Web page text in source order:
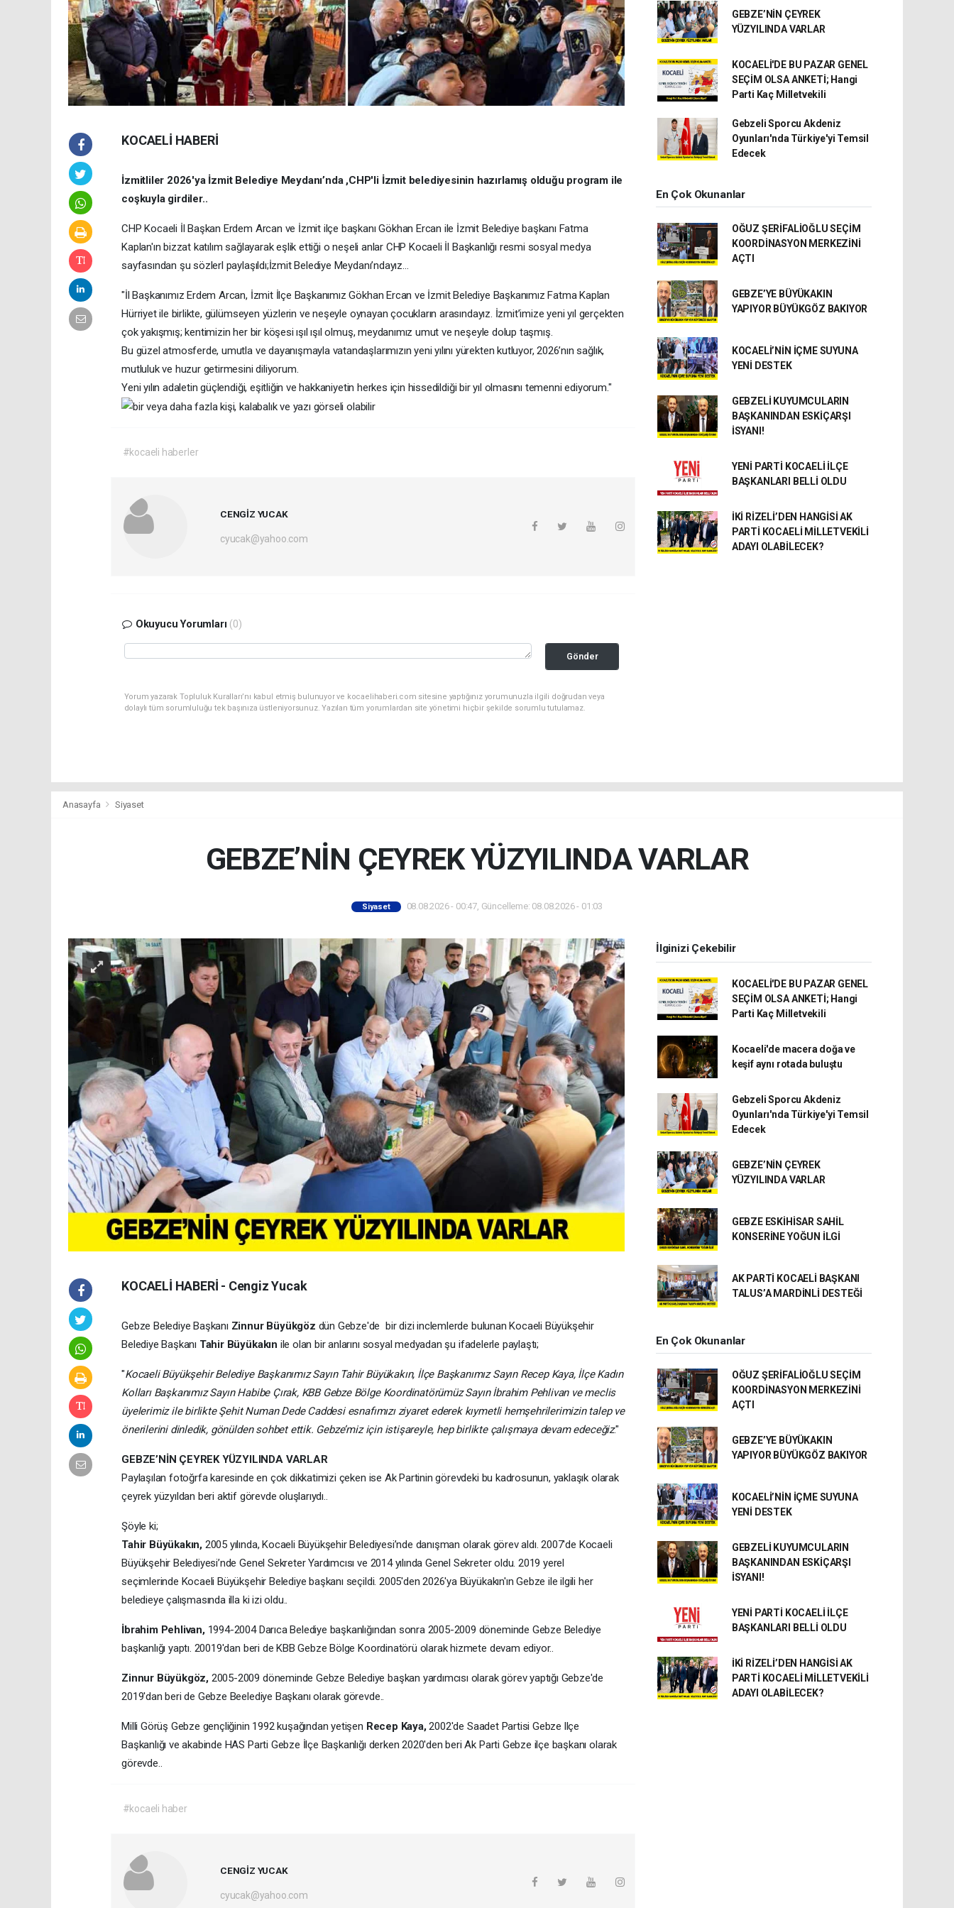
KOCAELİ HABERİ
İzmitliler 2026'ya İzmit Belediye Meydanı’nda ,CHP'li İzmit belediyesinin hazırlamış olduğu program ile
coşkuyla girdiler..
CHP Kocaeli İl Başkan Erdem Arcan ve İzmit ilçe başkanı Gökhan Ercan ile İzmit Belediye başkanı Fatma
Kaplan'ın bizzat katılım sağlayarak eşlik ettiği o neşeli anlar CHP Kocaeli İl Başkanlığı resmi sosyal medya
sayfasından şu sözlerl paylaşıldı;İzmit Belediye Meydanı’ndayız…
"İl Başkanımız Erdem Arcan, İzmit İlçe Başkanımız Gökhan Ercan ve İzmit Belediye Başkanımız Fatma Kaplan
Hürriyet ile birlikte, gülümseyen yüzlerin ve neşeyle oynayan çocukların arasındayız. İzmit’imize yeni yıl gerçekten
çok yakışmış; kentimizin her bir köşesi ışıl ışıl olmuş, meydanımız umut ve neşeyle dolup taşmış.
Bu güzel atmosferde, umutla ve dayanışmayla vatandaşlarımızın yeni yılını yürekten kutluyor, 2026’nın sağlık,
mutluluk ve huzur getirmesini diliyorum.
Yeni yılın adaletin güçlendiği, eşitliğin ve hakkaniyetin herkes için hissedildiği bir yıl olmasını temenni ediyorum."
#kocaeli haberler
CENGİZ YUCAK
cyucak@yahoo.com
Okuyucu Yorumları (0)
Gönder
Yorum yazarak Topluluk Kuralları’nı kabul etmiş bulunuyor ve kocaelihaberi.com sitesine yaptığınız yorumunuzla ilgili doğrudan veya
dolaylı tüm sorumluluğu tek başınıza üstleniyorsunuz. Yazılan tüm yorumlardan site yönetimi hiçbir şekilde sorumlu tutulamaz.
GEBZE’NİN ÇEYREK
YÜZYILINDA VARLAR
KOCAELİ'DE BU PAZAR GENEL
SEÇİM OLSA ANKETİ; Hangi
Parti Kaç Milletvekili
Gebzeli Sporcu Akdeniz
Oyunları'nda Türkiye'yi Temsil
Edecek
En Çok Okunanlar
OĞUZ ŞERİFALİOĞLU SEÇİM
KOORDİNASYON MERKEZİNİ
AÇTI
GEBZE’YE BÜYÜKAKIN
YAPIYOR BÜYÜKGÖZ BAKIYOR
KOCAELİ’NİN İÇME SUYUNA
YENİ DESTEK
GEBZELİ KUYUMCULARIN
BAŞKANINDAN ESKİÇARŞI
İSYANI!
YENİ PARTİ KOCAELİ İLÇE
BAŞKANLARI BELLİ OLDU
İKİ RİZELİ’DEN HANGİSİ AK
PARTİ KOCAELİ MİLLETVEKİLİ
ADAYI OLABİLECEK?
Anasayfa Siyaset
GEBZE’NİN ÇEYREK YÜZYILINDA VARLAR
Siyaset 08.08.2026 - 00:47, Güncelleme: 08.08.2026 - 01:03
KOCAELİ HABERİ - Cengiz Yucak
Gebze Belediye Başkanı Zinnur Büyükgöz dün Gebze'de bir dizi inclemlerde bulunan Kocaeli Büyükşehir
Belediye Başkanı Tahir Büyükakın ile olan bir anlarını sosyal medyadan şu ifadelerle paylaştı;
"Kocaeli Büyükşehir Belediye Başkanımız Sayın Tahir Büyükakın, İlçe Başkanımız Sayın Recep Kaya, İlçe Kadın
Kolları Başkanımız Sayın Habibe Çırak, KBB Gebze Bölge Koordinatörümüz Sayın İbrahim Pehlivan ve meclis
üyelerimiz ile birlikte Şehit Numan Dede Caddesi esnafımızı ziyaret ederek kıymetli hemşehrilerimizin talep ve
önerilerini dinledik, gönülden sohbet ettik. Gebze’miz için istişareyle, hep birlikte çalışmaya devam edeceğiz."
GEBZE’NİN ÇEYREK YÜZYILINDA VARLAR
Paylaşılan fotoğrfa karesinde en çok dikkatimizi çeken ise Ak Partinin görevdeki bu kadrosunun, yaklaşık olarak
çeyrek yüzyıldan beri aktif görevde oluşlarıydı..
Şöyle ki;
Tahir Büyükakın, 2005 yılında, Kocaeli Büyükşehir Belediyesi’nde danışman olarak görev aldı. 2007'de Kocaeli
Büyükşehir Belediyesi’nde Genel Sekreter Yardımcısı ve 2014 yılında Genel Sekreter oldu. 2019 yerel
seçimlerinde Kocaeli Büyükşehir Belediye başkanı seçildi. 2005'den 2026'ya Büyükakın'ın Gebze ile ilgili her
beledieye çalışmasında illa ki izi oldu..
İbrahim Pehlivan, 1994-2004 Darıca Belediye başkanlığından sonra 2005-2009 döneminde Gebze Belediye
başkanlığı yaptı. 20019'dan beri de KBB Gebze Bölge Koordinatörü olarak hizmete devam ediyor..
Zinnur Büyükgöz, 2005-2009 döneminde Gebze Belediye başkan yardımcısı olarak görev yaptığı Gebze'de
2019'dan beri de Gebze Beelediye Başkanı olarak görevde..
Milli Görüş Gebze gençliğinin 1992 kuşağından yetişen Recep Kaya,2002'de Saadet Partisi Gebze llçe
Başkanlığı ve akabinde HAS Parti Gebze İlçe Başkanlığı derken 2020'den beri Ak Parti Gebze ilçe başkanı olarak
görevde..
#kocaeli haber
CENGİZ YUCAK
cyucak@yahoo.com
İlginizi Çekebilir
KOCAELİ'DE BU PAZAR GENEL
SEÇİM OLSA ANKETİ; Hangi
Parti Kaç Milletvekili
Kocaeli'de macera doğa ve
keşif aynı rotada buluştu
Gebzeli Sporcu Akdeniz
Oyunları'nda Türkiye'yi Temsil
Edecek
GEBZE’NİN ÇEYREK
YÜZYILINDA VARLAR
GEBZE ESKİHİSAR SAHİL
KONSERİNE YOĞUN İLGİ
AK PARTİ KOCAELİ BAŞKANI
TALUS’A MARDİNLİ DESTEĞİ
En Çok Okunanlar
OĞUZ ŞERİFALİOĞLU SEÇİM
KOORDİNASYON MERKEZİNİ
AÇTI
GEBZE’YE BÜYÜKAKIN
YAPIYOR BÜYÜKGÖZ BAKIYOR
KOCAELİ’NİN İÇME SUYUNA
YENİ DESTEK
GEBZELİ KUYUMCULARIN
BAŞKANINDAN ESKİÇARŞI
İSYANI!
YENİ PARTİ KOCAELİ İLÇE
BAŞKANLARI BELLİ OLDU
İKİ RİZELİ’DEN HANGİSİ AK
PARTİ KOCAELİ MİLLETVEKİLİ
ADAYI OLABİLECEK?